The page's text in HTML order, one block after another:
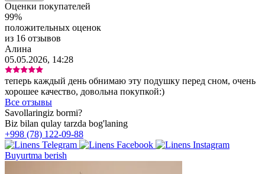
Оценки покупателей
99%
положительных оценок
из 16 отзывов
Алина
05.05.2026, 14:28
теперь каждый день обнимаю эту подушку перед сном, очень
хорошее качество, довольна покупкой:)
Все отзывы
Savollaringiz bormi?
Biz bilan qulay tarzda bog'laning
+998 (78) 122-09-88
Buyurtma berish